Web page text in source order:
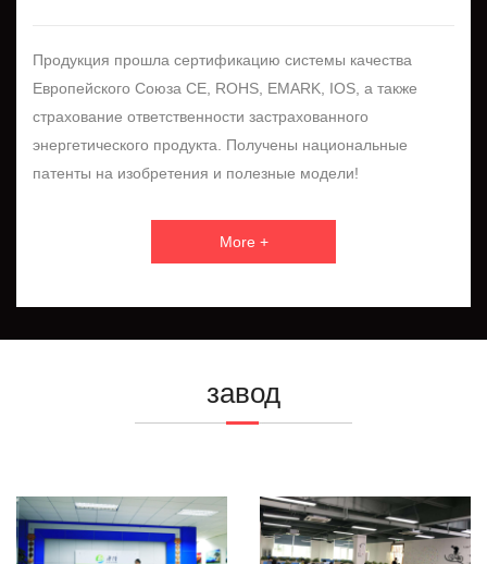
Продукция прошла сертификацию системы качества
Европейского Союза CE, ROHS, EMARK, IOS, а также
страхование ответственности застрахованного
энергетического продукта. Получены национальные
патенты на изобретения и полезные модели!
More +
завод